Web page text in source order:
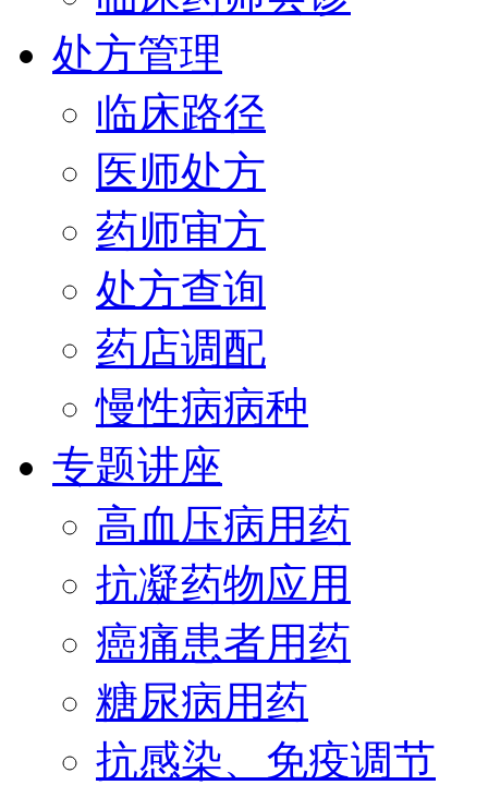
处方管理
临床路径
医师处方
药师审方
处方查询
药店调配
慢性病病种
专题讲座
高血压病用药
抗凝药物应用
癌痛患者用药
糖尿病用药
抗感染、免疫调节